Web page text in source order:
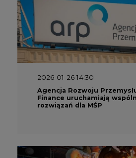
2026-01-26 14:30
Agencja Rozwoju
Finance uruchamiają
rozwiązań dla MŚP